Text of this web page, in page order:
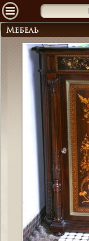
Мебель